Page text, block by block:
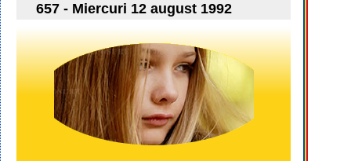
657 - Miercuri 12 august 1992